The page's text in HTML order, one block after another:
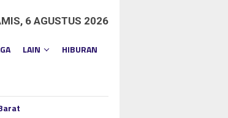
6 AGUSTUS 2026
LAIN HIBURAN